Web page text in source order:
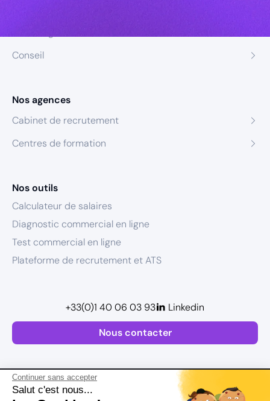
Continuer sans accepter
Salut c'est nous...
Conseil
Nos agences
Cabinet de recrutement
Centres de formation
Nos outils
Calculateur de salaires
Diagnostic commercial en ligne
Test commercial en ligne
Plateforme de recrutement et ATS
Nous contacter
+33(0)1 40 06 03 93 Linkedin